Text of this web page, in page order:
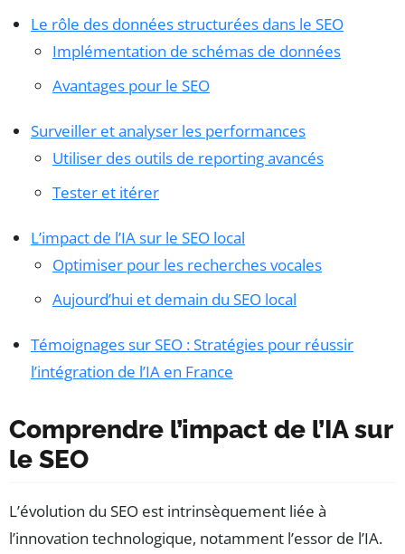
Le rôle des données structurées dans le SEO
Implémentation de schémas de données
Avantages pour le SEO
Surveiller et analyser les performances
Utiliser des outils de reporting avancés
Tester et itérer
L’impact de l’IA sur le SEO local
Optimiser pour les recherches vocales
Aujourd’hui et demain du SEO local
Témoignages sur SEO : Stratégies pour réussir
l’intégration de l’IA en France
Comprendre l’impact de l’IA sur
le SEO
L’évolution du SEO est intrinsèquement liée à
l’innovation technologique, notamment l’essor de l’IA.